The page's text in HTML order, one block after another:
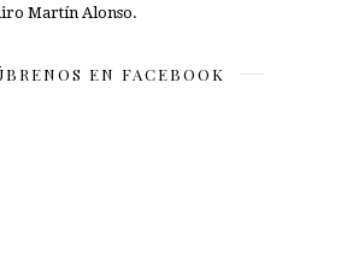
Martín Alonso.
EN FACEBOOK